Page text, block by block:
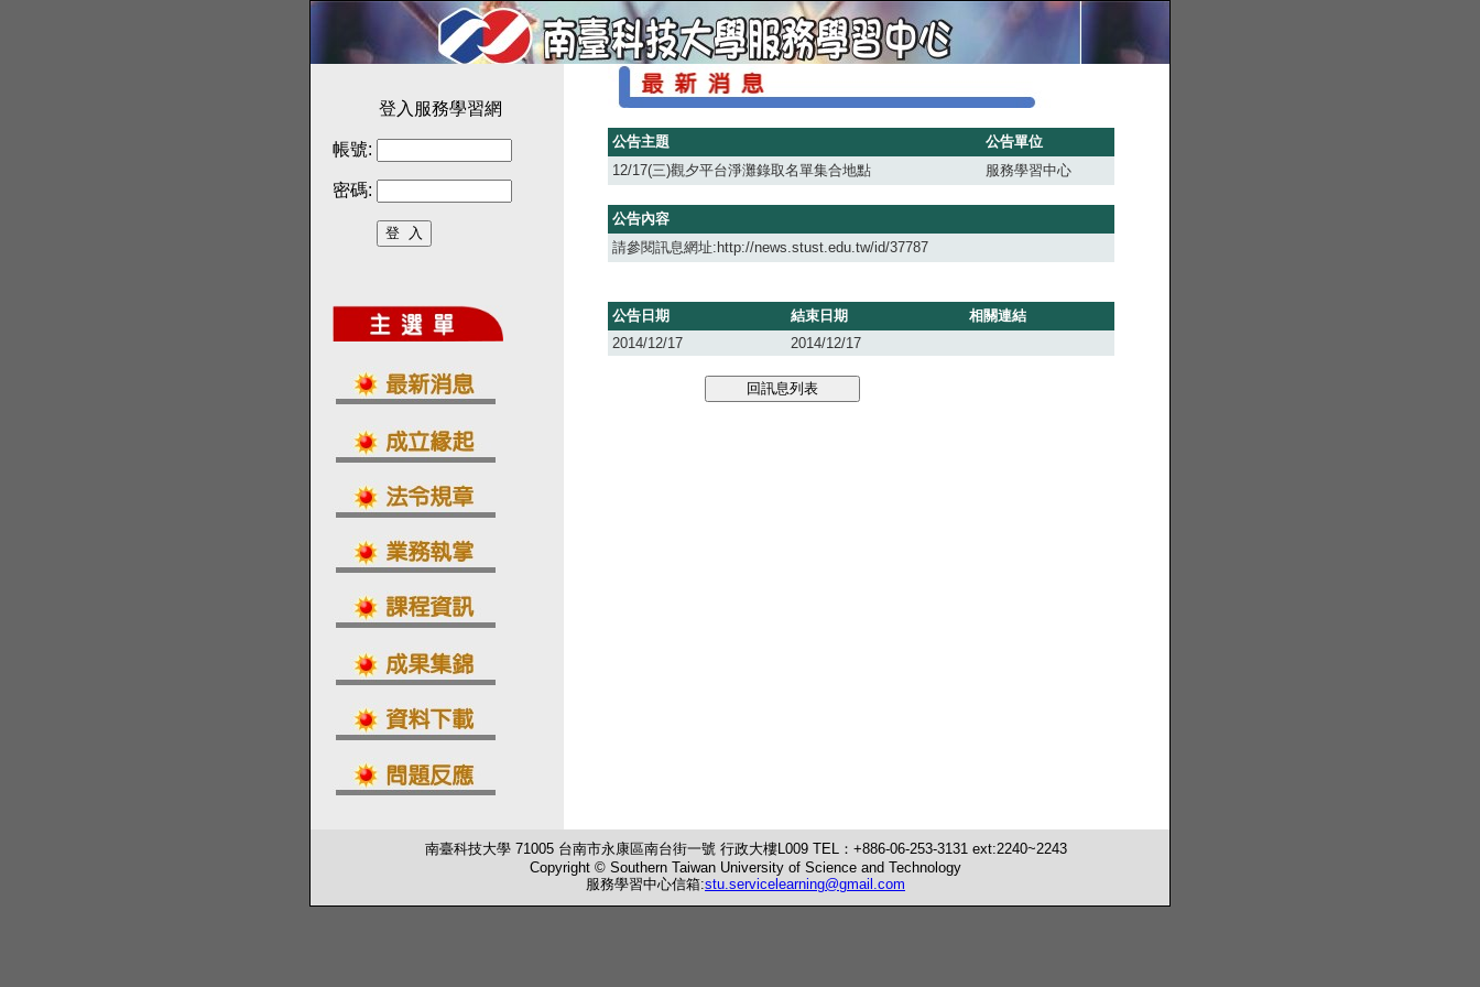
登入服務學習網
帳號:
密碼:
公告主題
公告單位
12/17(三)觀夕平台淨灘錄取名單集合地點
服務學習中心
公告內容
請參閱訊息網址:http://news.stust.edu.tw/id/37787
公告日期 結束日期
相關連結
2014/12/17
2014/12/17
南臺科技大學 71005 台南市永康區南台街一號 行政大樓L009 TEL：+886-06-253-3131 ext:2240~2243
Copyright © Southern Taiwan University of Science and Technology
服務學習中心信箱:stu.servicelearning@gmail.com